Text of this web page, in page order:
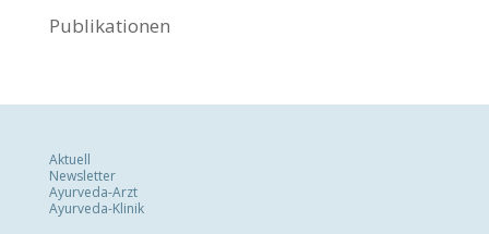
Publikationen
Aktuell
Newsletter
Ayurveda-Arzt
Ayurveda-Klinik